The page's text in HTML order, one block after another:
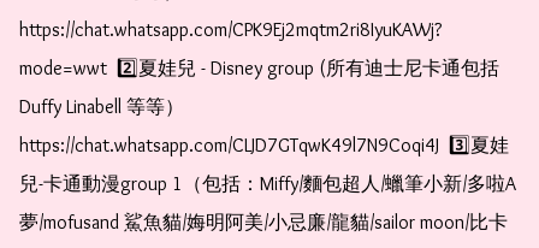
https://chat.whatsapp.com/CPK9Ej2mqtm2ri8IyuKAWj?
mode=wwt  2️⃣夏娃兒 - Disney group (所有迪士尼卡通包括
Duffy Linabell 等等）
https://chat.whatsapp.com/CLJD7GTqwK49l7N9Coqi4J  3️⃣夏娃
兒-卡通動漫group 1（包括：Miffy/麵包超人/蠟筆小新/多啦A
夢/mofusand 鯊魚貓/娒明阿美/小忌廉/龍貓/sailor moon/比卡